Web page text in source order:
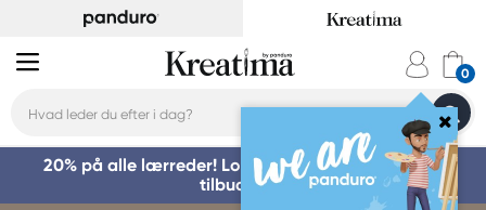
20% på alle lærreder! Log på for at benytte dig af
tilbuddet »